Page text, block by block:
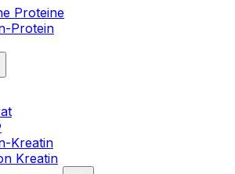
Proteine
Protein
Kreatin
Kreatin